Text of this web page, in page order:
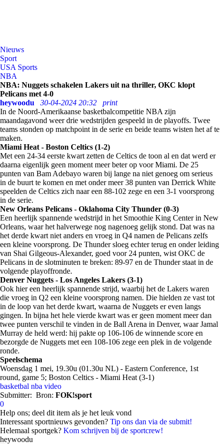
Nieuws
Sport
USA Sports
NBA
NBA: Nuggets schakelen Lakers uit na thriller, OKC klopt
Pelicans met 4-0
heywoodu
30-04-2024 20:32
print
In de Noord-Amerikaanse basketbalcompetitie NBA zijn
maandagavond weer drie wedstrijden gespeeld in de playoffs. Twee
teams stonden op matchpoint in de serie en beide teams wisten het af te
maken.
Miami Heat - Boston Celtics (1-2)
Met een 24-34 eerste kwart zetten de Celtics de toon al en dat werd er
daarna eigenlijk geen moment meer beter op voor Miami. De 25
punten van Bam Adebayo waren bij lange na niet genoeg om serieus
in de buurt te komen en met onder meer 38 punten van Derrick White
speelden de Celtics zich naar een 88-102 zege en een 3-1 voorsprong
in de serie.
New Orleans Pelicans - Oklahoma City Thunder (0-3)
Een heerlijk spannende wedstrijd in het Smoothie King Center in New
Orleans, waar het halverwege nog nagenoeg gelijk stond. Dat was na
het derde kwart niet anders en vroeg in Q4 namen de Pelicans zelfs
een kleine voorsprong. De Thunder sloeg echter terug en onder leiding
van Shai Gilgeous-Alexander, goed voor 24 punten, wist OKC de
Pelicans in de slotminuten te breken: 89-97 en de Thunder staat in de
volgende playoffronde.
Denver Nuggets - Los Angeles Lakers (3-1)
Ook hier een heerlijk spannende strijd, waarbij het de Lakers waren
die vroeg in Q2 een kleine voorsprong namen. Die hielden ze vast tot
in de loop van het derde kwart, waarna de Nuggets er even langs
gingen. In bijna het hele vierde kwart was er geen moment meer dan
twee punten verschil te vinden in de Ball Arena in Denver, waar Jamal
Murray de held werd: hij pakte op 106-106 de winnende score en
bezorgde de Nuggets met een 108-106 zege een plek in de volgende
ronde.
Speelschema
Woensdag 1 mei, 19.30u (01.30u NL) - Eastern Conference, 1st
round, game 5; Boston Celtics - Miami Heat (3-1)
basketbal nba video
Submitter: Bron: FOK!sport
0
Help ons; deel dit item als je het leuk vond
Interessant sportnieuws gevonden? Tip ons dan via de submit!
Helemaal sportgek? Kom schrijven bij de sportcrew!
heywoodu